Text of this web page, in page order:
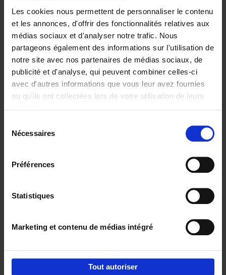
Les cookies nous permettent de personnaliser le contenu
et les annonces, d'offrir des fonctionnalités relatives aux
médias sociaux et d'analyser notre trafic. Nous
partageons également des informations sur l'utilisation de
notre site avec nos partenaires de médias sociaux, de
publicité et d'analyse, qui peuvent combiner celles-ci
avec d'autres informations que vous leur avez fournies
ou qu'ils ont collectées lors de votre utilisation de leurs
Nécessaires
Préférences
Statistiques
Marketing et contenu de médias intégré
Tout autoriser
Building Bonds = Building
Business
Jochen Roef Jozefien De Feyter
Carolien Boom
Couverture souple
2025 200
€29,99
Digital marketing like a PRO -
completely revised edition (EN)